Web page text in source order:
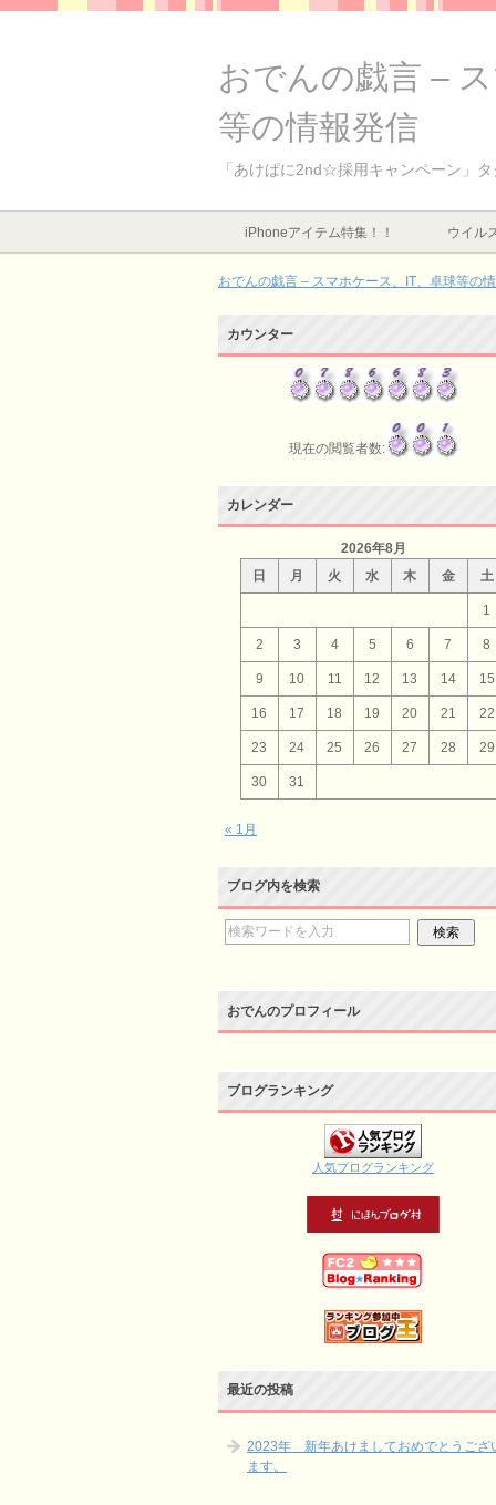
おでんの戯言 –
等の情報発信
「あけぱに2nd☆採用キャンペーン」
iPhoneアイテム特集！！ ウイル
おでんの戯言 – スマホケース、IT、卓球等の
カウンター
現在の閲覧者数:
カレンダー
2026年8月
日
月 火 水 木 金 土
1
2 3 4 5 6 7 8
9 10 11 12 13 14 15
16 17 18 19 20 21 22
23 24 25 26 27 28 29
30 31
« 1月
ブログ内を検索
おでんのプロフィール
ブログランキング
人気ブログランキング
最近の投稿
2023年 新年あけましておめでとうござ
ます。